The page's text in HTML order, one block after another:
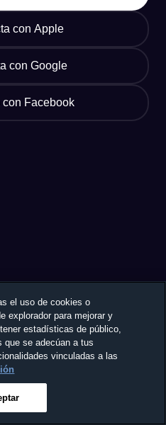
con Apple
con Google
Facebook
el uso de cookies o
explorador para mejorar y
estadísticas de público,
que se adecúan a tus
vinculadas a las